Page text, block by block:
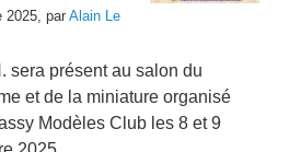
2025, parAlain Le
sera présent au salon du
et de la miniature organisé
Modèles Club les 8 et 9